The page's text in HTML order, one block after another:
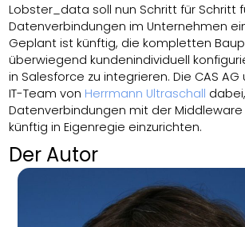
Lobster_data soll nun Schritt für Schritt
Datenverbindungen im Unternehmen
Geplant ist künftig, die kompletten
überwiegend kundenindividuell
in Salesforce zu integrieren. Die CAS
IT-Team von Herrmann Ultraschall
Datenverbindungen mit der
künftig in Eigenregie einzurichten.
Der Autor